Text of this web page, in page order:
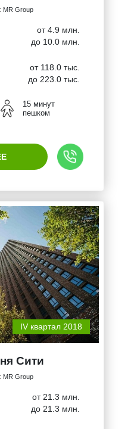
MR Group
от 4.9 млн.
до 10.0 млн.
от 118.0 тыс.
до 223.0 тыс.
15 минут
пешком
IV квартал 2018
Сити
MR Group
от 21.3 млн.
до 21.3 млн.